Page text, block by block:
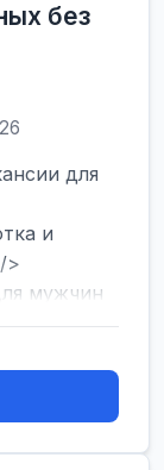
без
для
и
>
мужчин